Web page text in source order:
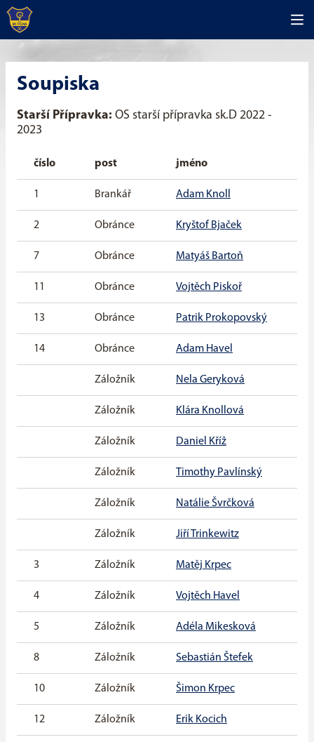
Soupiska
Starší Přípravka: OS starší přípravka sk.D 2022 -
2023
číslo post jméno
1 Brankář Adam Knoll
2 Obránce Kryštof Bjaček
7 Obránce Matyáš Bartoň
11 Obránce Vojtěch Piskoř
13 Obránce Patrik Prokopovský
14 Obránce Adam Havel
Záložník Nela Geryková
Záložník Klára Knollová
Záložník Daniel Kříž
Záložník Timothy Pavlínský
Záložník Natálie Švrčková
Záložník Jiří Trinkewitz
3 Záložník Matěj Krpec
4 Záložník Vojtěch Havel
5 Záložník Adéla Mikesková
8 Záložník Sebastián Štefek
10 Záložník Šimon Krpec
12 Záložník Erik Kocich